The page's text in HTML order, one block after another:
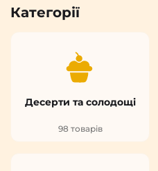
Категорії
Десерти та солодощі
98 товарів